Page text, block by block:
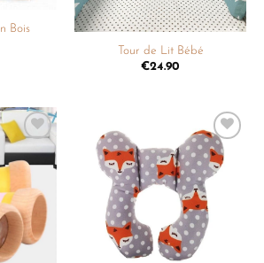
Bois
Tour de Lit Bébé
€24.90
Ajouter
à la
liste de
souhaits
Ajouter
à la
liste de
souhaits